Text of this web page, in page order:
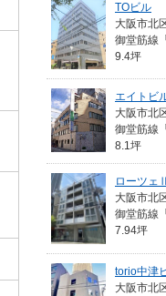
TOビル
大阪市北
御堂筋線
9.4坪
エイトビ
大阪市北
御堂筋線
8.1坪
ローツェⅡ
大阪市北
御堂筋線
7.94坪
torio中津
大阪市北